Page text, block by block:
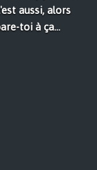
aussi, alors
toi à ça...